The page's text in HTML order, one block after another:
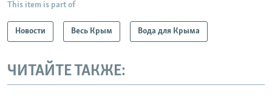
This item is part of
Новости Весь Крым Вода для Крыма
ЧИТАЙТЕ ТАКЖЕ: